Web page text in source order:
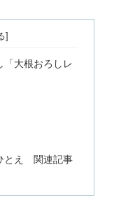
「大根おろしレ
とえ 関連記事